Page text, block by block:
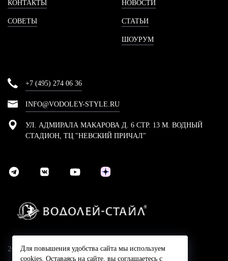
КОНТАКТЫ
СОВЕТЫ
НОВОСТИ
СТАТЬИ
ШОУРУМ
+7 (495) 274 06 36
INFO@VODOLEY-STYLE.RU
УЛ. АДМИРАЛА МАКАРОВА Д. 6 СТР. 13 М. ВОДНЫЙ
СТАДИОН, ТЦ "НЕВСКИЙ ПРИЧАЛ"
2024 © Компания Водолей-Cтайл
Для повышения удобства сайта мы используем
cookies. Оставаясь на сайте, вы соглашаетесь с